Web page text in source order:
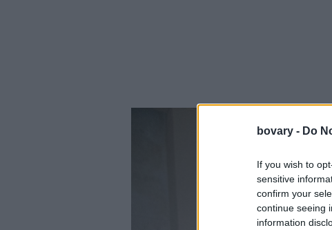
bovary - Do
If you wish to
sensitive
confirm your
continue seeing
information